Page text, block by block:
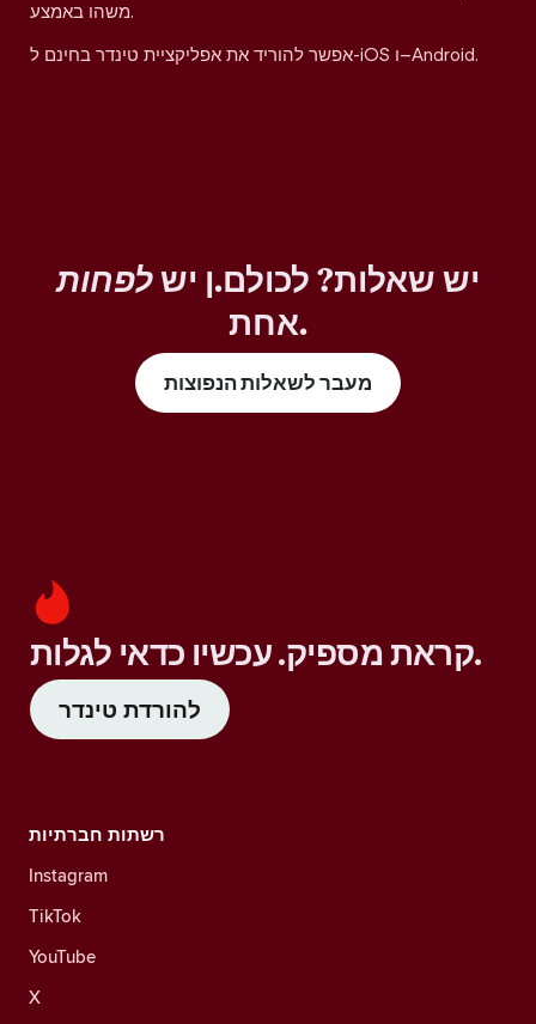
משהו באמצע.
אפשר להוריד את אפליקציית טינדר בחינם ל-iOS ו–Android.
יש שאלות? לכולם.ן ישלפחות
אחת.
מעבר לשאלות הנפוצות
קראת מספיק. עכשיו כדאי לגלות.
להורדת טינדר
רשתות חברתיות
Instagram
TikTok
YouTube
X